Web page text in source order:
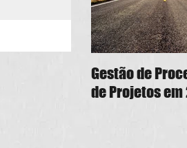
Gestão de
de Projetos em